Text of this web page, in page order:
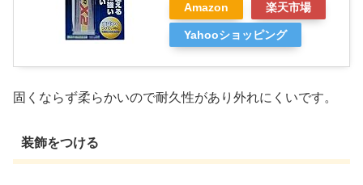
Amazon 楽天市場
Yahooショッピング
固くならず柔らかいので耐久性があり外れにくいです。
装飾をつける